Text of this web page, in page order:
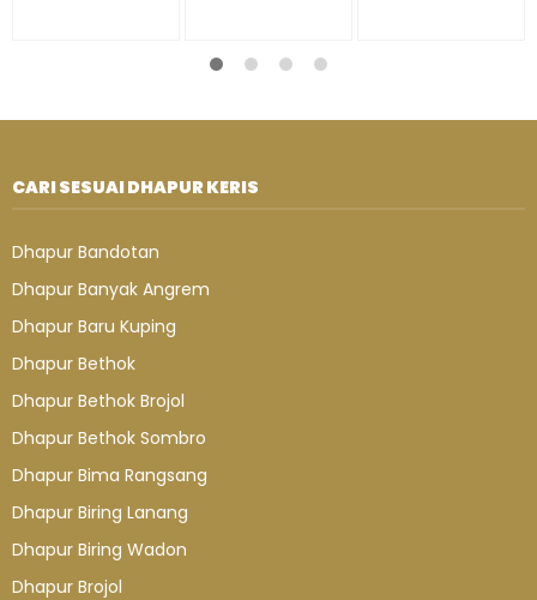
CARI SESUAI DHAPUR KERIS
Dhapur Bandotan
Dhapur Banyak Angrem
Dhapur Baru Kuping
Dhapur Bethok
Dhapur Bethok Brojol
Dhapur Bethok Sombro
Dhapur Bima Rangsang
Dhapur Biring Lanang
Dhapur Biring Wadon
Dhapur Brojol